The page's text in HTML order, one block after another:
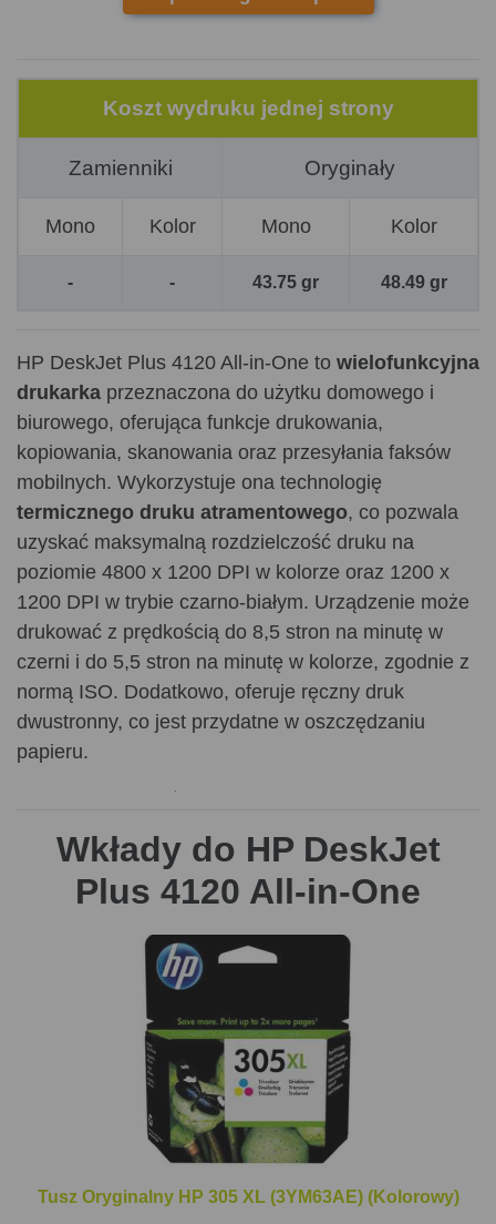
Koszt wydruku jednej strony
Zamienniki Oryginały
Mono Kolor Mono Kolor
- - 43.75 gr 48.49 gr
HP DeskJet Plus 4120 All-in-One to wielofunkcyjna
drukarka przeznaczona do użytku domowego i
biurowego, oferująca funkcje drukowania,
kopiowania, skanowania oraz przesyłania faksów
mobilnych. Wykorzystuje ona technologię
termicznego druku atramentowego, co pozwala
uzyskać maksymalną rozdzielczość druku na
poziomie 4800 x 1200 DPI w kolorze oraz 1200 x
1200 DPI w trybie czarno-białym. Urządzenie może
drukować z prędkością do 8,5 stron na minutę w
czerni i do 5,5 stron na minutę w kolorze, zgodnie z
normą ISO. Dodatkowo, oferuje ręczny druk
dwustronny, co jest przydatne w oszczędzaniu
papieru.
arkuszy, co ułatwia skanowanie i kopiowanie
wielostronicowych dokumentów. Skaner płaski z
skanowania 1200 x 1200 DPI, a maksymalny obszar
skanowania wynosi 216 x 297 mm. Kopiowanie w
kolorze odbywa się z maksymalną rozdzielczością
300 x 300 DPI, przy prędkości 6 kopii na minutę.
Dodatkowo, urządzenie oferuje funkcję faksu w
HP DeskJet Plus 4120 obsługuje różne typy
zwykły papier o gramaturze od 60 do 300 g/m².
Wkłady do HP DeskJet
Plus 4120 All-in-One
Tusz Oryginalny HP 305 XL (3YM63AE) (Kolorowy)